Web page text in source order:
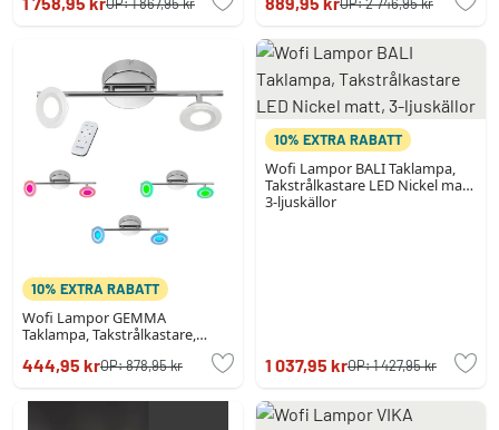
10% EXTRA RABATT
Wofi Lampor GEMMA
Taklampa, Takstrålkastare,
ljuskällor, Fjärrkontroll,
444,95 krOP:878,95 kr
10% EXTRA RABATT
Wofi Lampor BALI Taklampa,
Takstrålkastare LED Nickel matt,
3-ljuskällor
1 037,95 krOP:1 427,95 kr